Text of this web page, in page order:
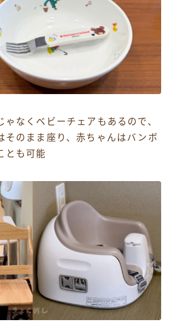
ゃなくベビーチェアもあるので、
そのまま座り、赤ちゃんはバンボ
とも可能